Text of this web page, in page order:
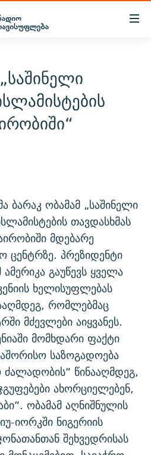
ᲛᲔᲑᲠᲫᲝᲚᲔᲑᲘ - 2022
ᲬᲔᲚᲘ
COVID-19
ᲘᲡᲢᲝᲠᲘᲐ
- ᲐᲛᲝᲣᲗᲥᲛᲔᲚᲘ ᲐᲛᲑᲐᲕᲘ
ბარაკ ობამამ „საშინელი
თავდასხმას
მდებარე
ცენტრზე. პრეზიდენტი
გაუწევს ყველა
ხელისუფლებას
რომლებმაც
მძევლები აიყვანეს.
მომხდარი ფაქტი
საზოგადოება
წინააღმდეგ,
ახორციელებენ,
ობამამ აღნიშნულის
იორკში ნიგერიის
შეხვედრისას